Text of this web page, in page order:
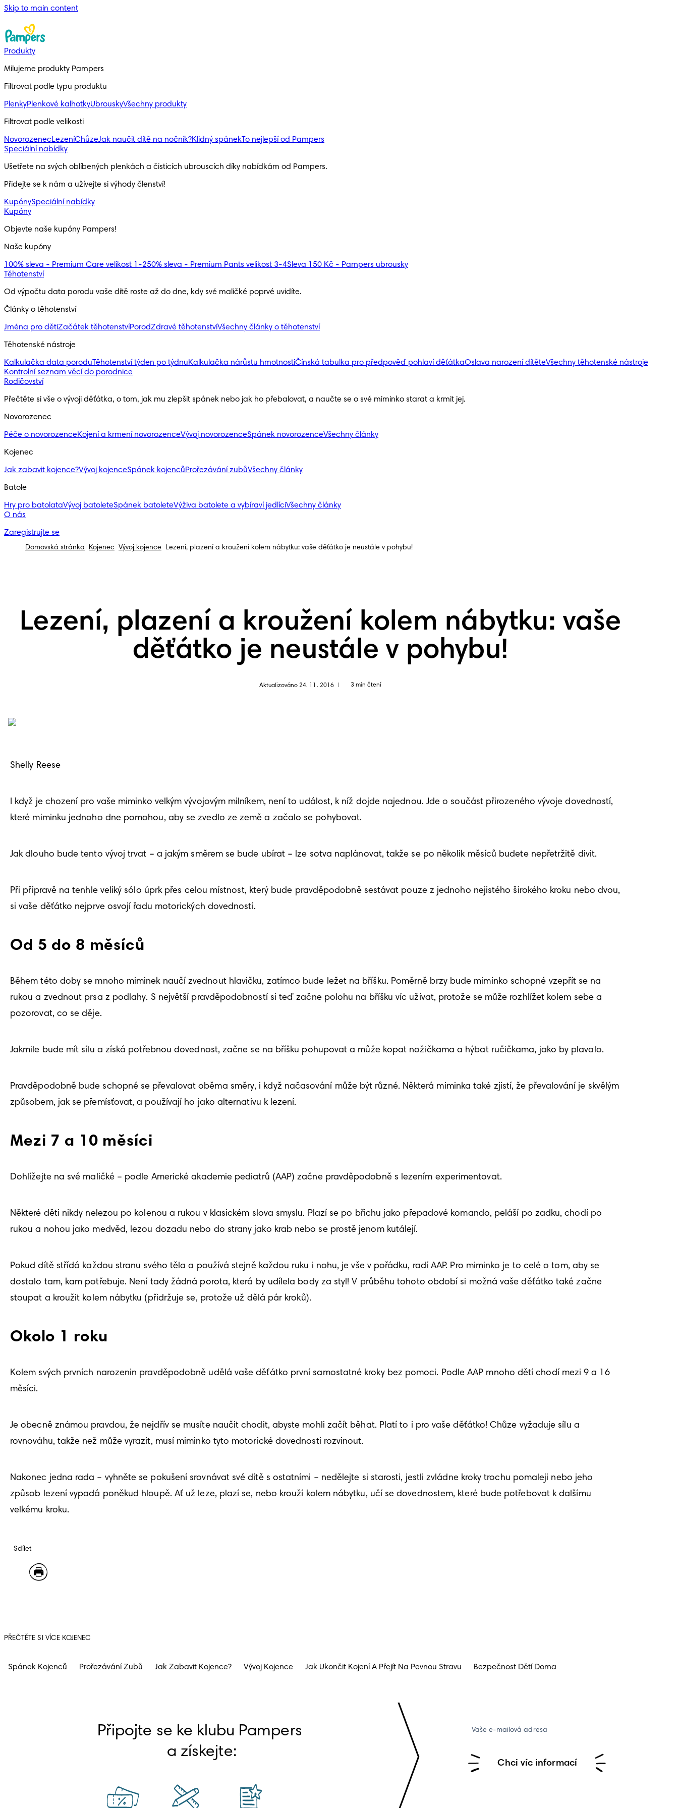
Skip to main content
Produkty
Milujeme produkty Pampers
Filtrovat podle typu produktu
PlenkyPlenkové kalhotkyUbrouskyVšechny produkty
Filtrovat podle velikosti
NovorozenecLezeníChůzeJak naučit dítě na nočník?Klidný spánekTo nejlepší od Pampers
Speciální nabídky
Ušetřete na svých oblíbených plenkách a čisticích ubrouscích díky nabídkám od Pampers.
Přidejte se k nám a užívejte si výhody členství!
KupónySpeciální nabídky
Kupóny
Objevte naše kupóny Pampers!
Naše kupóny
100% sleva - Premium Care velikost 1-250% sleva - Premium Pants velikost 3-4Sleva 150 Kč - Pampers ubrousky
Těhotenství
Od výpočtu data porodu vaše dítě roste až do dne, kdy své maličké poprvé uvidíte.
Články o těhotenství
Jména pro dětiZačátek těhotenstvíPorodZdravé těhotenstvíVšechny články o těhotenství
Těhotenské nástroje
Kalkulačka data poroduTěhotenství týden po týdnuKalkulačka nárůstu hmotnostiČínská tabulka pro předpověď pohlaví děťátkaOslava narození dítěteVšechny těhotenské nástroje
Kontrolní seznam věcí do porodnice
Rodičovství
Přečtěte si vše o vývoji děťátka, o tom, jak mu zlepšit spánek nebo jak ho přebalovat, a naučte se o své miminko starat a krmit jej.
Novorozenec
Péče o novorozenceKojení a krmení novorozenceVývoj novorozenceSpánek novorozenceVšechny články
Kojenec
Jak zabavit kojence?Vývoj kojenceSpánek kojencůProřezávání zubůVšechny články
Batole
Hry pro batolataVývoj batoleteSpánek batoleteVýživa batolete a vybíraví jedlíciVšechny články
O nás
Zaregistrujte se
Domovská stránka Kojenec Vývoj kojence Lezení, plazení a kroužení kolem nábytku: vaše děťátko je neustále v pohybu!
Lezení, plazení a kroužení kolem nábytku: vaše
děťátko je neustále v pohybu!
Aktualizováno 24. 11. 2016 3 min čtení
Shelly Reese
I když je chození pro vaše miminko velkým vývojovým milníkem, není to událost, k níž dojde najednou. Jde o součást přirozeného vývoje dovedností,
které miminku jednoho dne pomohou, aby se zvedlo ze země a začalo se pohybovat.
Jak dlouho bude tento vývoj trvat – a jakým směrem se bude ubírat – lze sotva naplánovat, takže se po několik měsíců budete nepřetržitě divit.
Při přípravě na tenhle veliký sólo úprk přes celou místnost, který bude pravděpodobně sestávat pouze z jednoho nejistého širokého kroku nebo dvou,
si vaše děťátko nejprve osvojí řadu motorických dovedností.
Od 5 do 8 měsíců
Během této doby se mnoho miminek naučí zvednout hlavičku, zatímco bude ležet na bříšku. Poměrně brzy bude miminko schopné vzepřít se na
rukou a zvednout prsa z podlahy. S největší pravděpodobností si teď začne polohu na bříšku víc užívat, protože se může rozhlížet kolem sebe a
pozorovat, co se děje.
Jakmile bude mít sílu a získá potřebnou dovednost, začne se na bříšku pohupovat a může kopat nožičkama a hýbat ručičkama, jako by plavalo.
Pravděpodobně bude schopné se převalovat oběma směry, i když načasování může být různé. Některá miminka také zjistí, že převalování je skvělým
způsobem, jak se přemísťovat, a používají ho jako alternativu k lezení.
Mezi 7 a 10 měsíci
Dohlížejte na své maličké – podle Americké akademie pediatrů (AAP) začne pravděpodobně s lezením experimentovat.
Některé děti nikdy nelezou po kolenou a rukou v klasickém slova smyslu. Plazí se po břichu jako přepadové komando, peláší po zadku, chodí po
rukou a nohou jako medvěd, lezou dozadu nebo do strany jako krab nebo se prostě jenom kutálejí.
Pokud dítě střídá každou stranu svého těla a používá stejně každou ruku i nohu, je vše v pořádku, radí AAP. Pro miminko je to celé o tom, aby se
dostalo tam, kam potřebuje. Není tady žádná porota, která by udílela body za styl! V průběhu tohoto období si možná vaše děťátko také začne
stoupat a kroužit kolem nábytku (přidržuje se, protože už dělá pár kroků).
Okolo 1 roku
Kolem svých prvních narozenin pravděpodobně udělá vaše děťátko první samostatné kroky bez pomoci. Podle AAP mnoho dětí chodí mezi 9 a 16
měsíci.
Je obecně známou pravdou, že nejdřív se musíte naučit chodit, abyste mohli začít běhat. Platí to i pro vaše děťátko! Chůze vyžaduje sílu a
rovnováhu, takže než může vyrazit, musí miminko tyto motorické dovednosti rozvinout.
Nakonec jedna rada – vyhněte se pokušení srovnávat své dítě s ostatními – nedělejte si starosti, jestli zvládne kroky trochu pomaleji nebo jeho
způsob lezení vypadá poněkud hloupě. Ať už leze, plazí se, nebo krouží kolem nábytku, učí se dovednostem, které bude potřebovat k dalšímu
velkému kroku.
Sdílet
PŘEČTĚTE SI VÍCE KOJENEC
Spánek Kojenců Prořezávání Zubů Jak Zabavit Kojence? Vývoj Kojence Jak Ukončit Kojení A Přejít Na Pevnou Stravu Bezpečnost Dětí Doma
Připojte se ke klubu Pampers
a získejte:
Vaše e-mailová adresa
Chci víc informací